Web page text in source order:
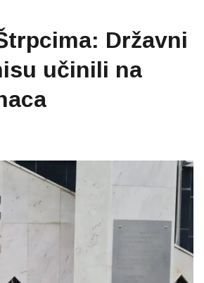
Državni
učinili na